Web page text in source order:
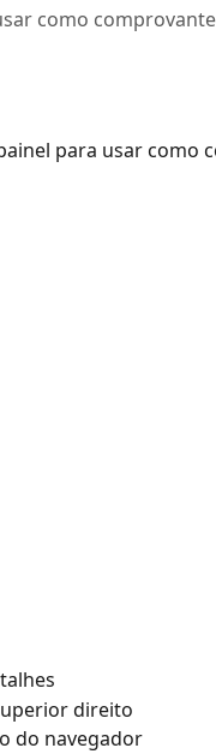
como
para usar como
direito
do navegador